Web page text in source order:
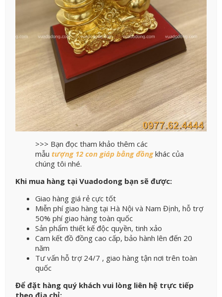
>>> Bạn đọc tham khảo thêm các
mẫu tượng 12 con giáp bằng đồngkhác của
chúng tôi nhé.
Khi mua hàng tại Vuadodong bạn sẽ được:
Giao hàng giá rẻ cực tốt
Miễn phí giao hàng tại Hà Nội và Nam Định, hỗ trợ
50% phí giao hàng toàn quốc
Sản phẩm thiết kế độc quyền, tinh xảo
Cam kết đồ đồng cao cấp, bảo hành lên đến 20
năm
Tư vấn hỗ trợ 24/7 , giao hàng tận nơi trên toàn
quốc
Để đặt hàng quý khách vui lòng liên hệ trực tiếp
theo địa chỉ: